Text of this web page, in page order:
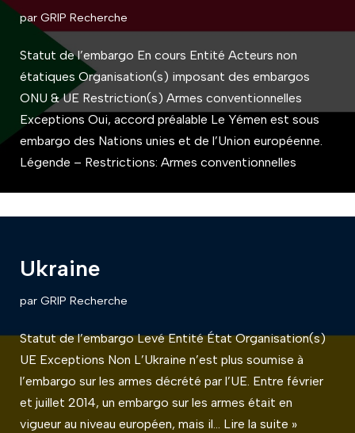
par GRIP Recherche
Statut de l’embargo En cours Entité Acteurs non
étatiques Organisation(s) imposant des embargos
ONU & UE Restriction(s) Armes conventionnelles
Exceptions Oui, accord préalable Le Yémen est sous
embargo des Nations unies et de l’Union européenne.
Légende – Restrictions: Armes conventionnelles
Ukraine
par GRIP Recherche
Statut de l’embargo Levé Entité État Organisation(s)
UE Exceptions Non L’Ukraine n’est plus soumise à
l’embargo sur les armes décrété par l’UE. Entre février
et juillet 2014, un embargo sur les armes était en
vigueur au niveau européen, mais il… Lire la suite »